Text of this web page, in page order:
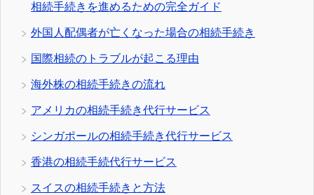
相続手続きを進めるための完全ガイド
外国人配偶者が亡くなった場合の相続手続き
国際相続のトラブルが起こる理由
海外株の相続手続きの流れ
アメリカの相続手続き代行サービス
シンガポールの相続手続き代行サービス
香港の相続手続代行サービス
スイスの相続手続きと方法